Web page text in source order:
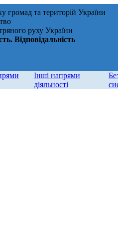
громад та територій України
руху України
Відповідальність
Інші напрями
діяльності